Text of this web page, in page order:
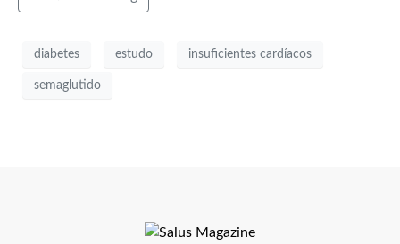
diabetes estudo insuficientes cardíacos
semaglutido